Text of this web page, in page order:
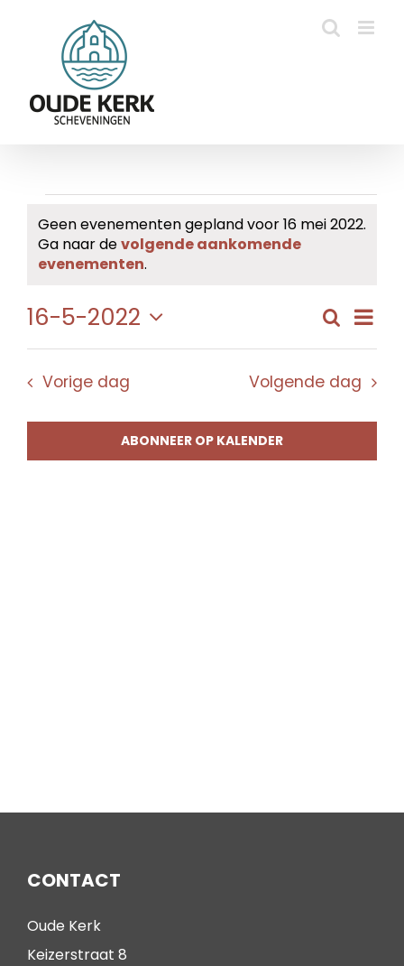
Evenementen
in
16
mei
2022
Bericht
Geen evenementen gepland voor 16 mei 2022.
Ga naar devolgende aankomende
evenementen.
en
Zoeken
Dag
16-5-2022
Selecteer
datum.
Vorige dag Volgende dag
ABONNEER OP KALENDER
CONTACT
Oude Kerk
Keizerstraat 8